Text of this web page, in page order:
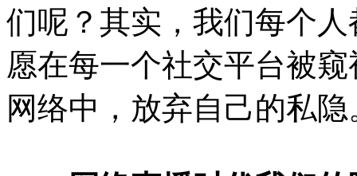
们呢？其实，我们每个
愿在每一个社交平台被
网络中，放弃自己的私隐